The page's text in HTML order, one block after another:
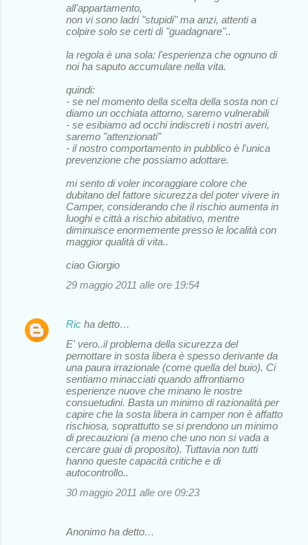
all'appartamento,
non vi sono ladri "stupidi" ma anzi, attenti a
colpire solo se certi di "guadagnare"..
la regola è una sola: l'esperienza che ognuno di
noi ha saputo accumulare nella vita.
quindi:
- se nel momento della scelta della sosta non ci
diamo un occhiata attorno, saremo vulnerabili
- se esibiamo ad occhi indiscreti i nostri averi,
saremo "attenzionati"
- il nostro comportamento in pubblico è l'unica
prevenzione che possiamo adottare.
mi sento di voler incoraggiare colore che
dubitano del fattore sicurezza del poter vivere in
Camper, considerando che il rischio aumenta in
luoghi e città a rischio abitativo, mentre
diminuisce enormemente presso le località con
maggior qualità di vita..
ciao Giorgio
29 maggio 2011 alle ore 19:54
Ric ha detto…
E' vero..il problema della sicurezza del
pernottare in sosta libera è spesso derivante da
una paura irrazionale (come quella del buio). Ci
sentiamo minacciati quando affrontiamo
esperienze nuove che minano le nostre
consuetudini. Basta un minimo di razionalità per
capire che la sosta libera in camper non è affatto
rischiosa, soprattutto se si prendono un minimo
di precauzioni (a meno che uno non si vada a
cercare guai di proposito). Tuttavia non tutti
hanno queste capacità critiche e di
autocontrollo..
30 maggio 2011 alle ore 09:23
Anonimo ha detto…